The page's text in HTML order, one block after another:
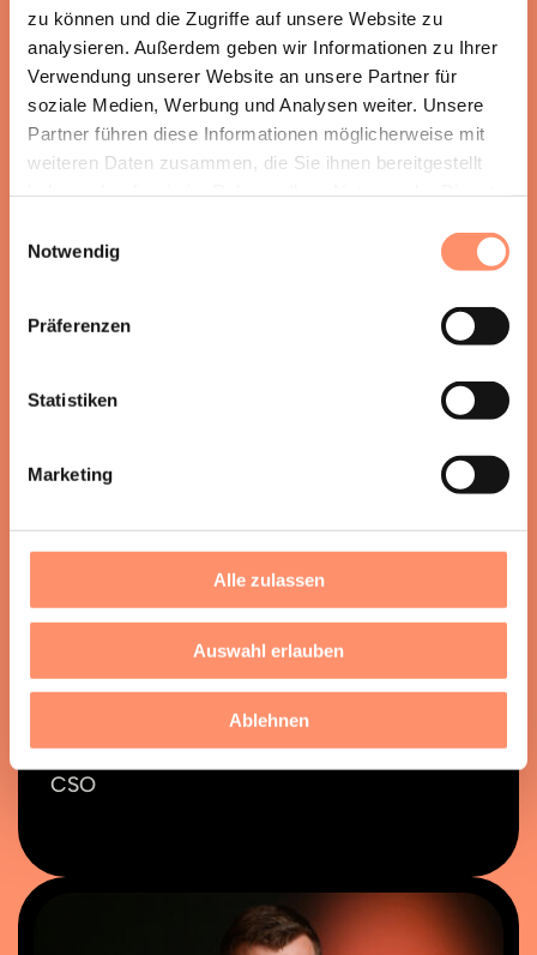
zu können und die Zugriffe auf unsere Website zu
analysieren. Außerdem geben wir Informationen zu Ihrer
Verwendung unserer Website an unsere Partner für
soziale Medien, Werbung und Analysen weiter. Unsere
Partner führen diese Informationen möglicherweise mit
weiteren Daten zusammen, die Sie ihnen bereitgestellt
Notwendig
Präferenzen
Statistiken
Marketing
Alle zulassen
Auswahl erlauben
Ablehnen
ANDREAS MANNTZ
CSO